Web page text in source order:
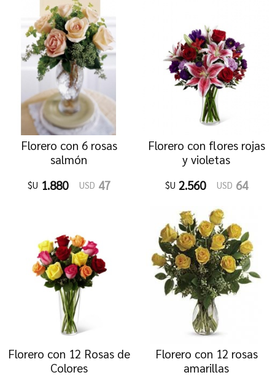
Florero con 6 rosas
salmón
$U 1.880 USD 47
Florero con flores rojas
y violetas
$U 2.560 USD 64
Florero con 12 Rosas de
Colores
Florero con 12 rosas
amarillas